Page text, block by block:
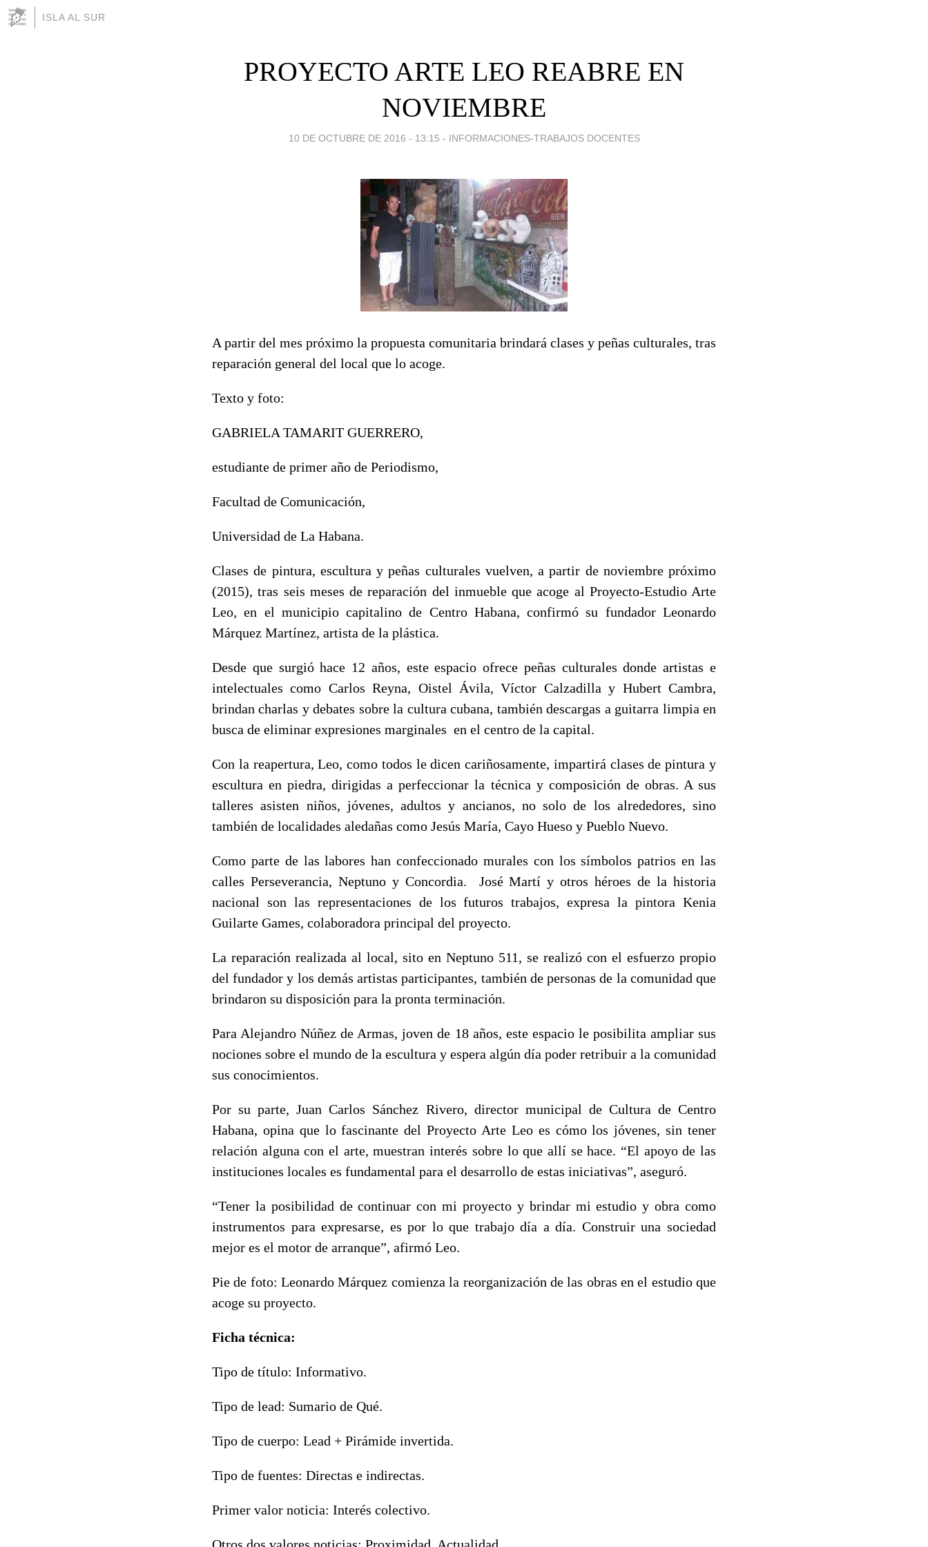
ISLA AL SUR
PROYECTO ARTE LEO REABRE EN
NOVIEMBRE
10 DE OCTUBRE DE 2016 - 13:15 - INFORMACIONES-TRABAJOS DOCENTES
A partir del mes próximo la propuesta comunitaria brindará clases y peñas culturales, tras
reparación general del local que lo acoge.
Texto y foto:
GABRIELA TAMARIT GUERRERO,
estudiante de primer año de Periodismo,
Facultad de Comunicación,
Universidad de La Habana.
Clases de pintura, escultura y peñas culturales vuelven, a partir de noviembre próximo
(2015), tras seis meses de reparación del inmueble que acoge al Proyecto-Estudio Arte
Leo, en el municipio capitalino de Centro Habana, confirmó su fundador Leonardo
Márquez Martínez, artista de la plástica.
Desde que surgió hace 12 años, este espacio ofrece peñas culturales donde artistas e
intelectuales como Carlos Reyna, Oistel Ávila, Víctor Calzadilla y Hubert Cambra,
brindan charlas y debates sobre la cultura cubana, también descargas a guitarra limpia en
busca de eliminar expresiones marginales en el centro de la capital.
Con la reapertura, Leo, como todos le dicen cariñosamente, impartirá clases de pintura y
escultura en piedra, dirigidas a perfeccionar la técnica y composición de obras. A sus
talleres asisten niños, jóvenes, adultos y ancianos, no solo de los alrededores, sino
también de localidades aledañas como Jesús María, Cayo Hueso y Pueblo Nuevo.
Como parte de las labores han confeccionado murales con los símbolos patrios en las
calles Perseverancia, Neptuno y Concordia. José Martí y otros héroes de la historia
nacional son las representaciones de los futuros trabajos, expresa la pintora Kenia
Guilarte Games, colaboradora principal del proyecto.
La reparación realizada al local, sito en Neptuno 511, se realizó con el esfuerzo propio
del fundador y los demás artistas participantes, también de personas de la comunidad que
brindaron su disposición para la pronta terminación.
Para Alejandro Núñez de Armas, joven de 18 años, este espacio le posibilita ampliar sus
nociones sobre el mundo de la escultura y espera algún día poder retribuir a la comunidad
sus conocimientos.
Por su parte, Juan Carlos Sánchez Rivero, director municipal de Cultura de Centro
Habana, opina que lo fascinante del Proyecto Arte Leo es cómo los jóvenes, sin tener
relación alguna con el arte, muestran interés sobre lo que allí se hace. “El apoyo de las
instituciones locales es fundamental para el desarrollo de estas iniciativas”, aseguró.
“Tener la posibilidad de continuar con mi proyecto y brindar mi estudio y obra como
instrumentos para expresarse, es por lo que trabajo día a día. Construir una sociedad
mejor es el motor de arranque”, afirmó Leo.
Pie de foto: Leonardo Márquez comienza la reorganización de las obras en el estudio que
acoge su proyecto.
Ficha técnica:
Tipo de título: Informativo.
Tipo de lead: Sumario de Qué.
Tipo de cuerpo: Lead + Pirámide invertida.
Tipo de fuentes: Directas e indirectas.
Primer valor noticia: Interés colectivo.